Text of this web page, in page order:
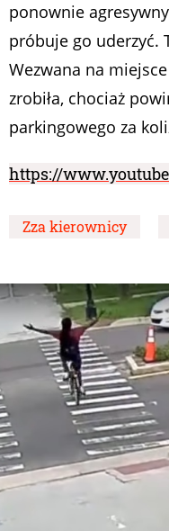
ponownie
próbuje go uderzyć.
Wezwana na
zrobiła, chociaż
parkingowego za
https://
Zza kierownicy